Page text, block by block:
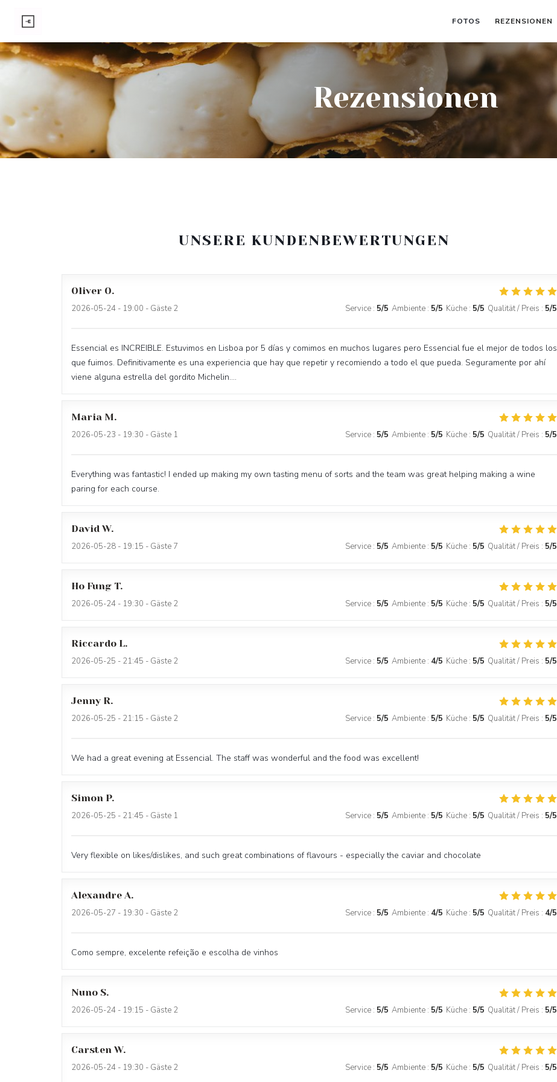
FOTOS REZENSIONEN
Rezensionen
UNSERE KUNDENBEWERTUNGEN
Oliver O
2026-05-24 - 19:00 - Gäste 2 Service : 5/5 Ambiente : 5/5 Küche : 5/5 Qualität / Preis : 5/5
Essencial es INCREIBLE. Estuvimos en Lisboa por 5 días y comimos en muchos lugares pero Essencial fue el mejor de todos los
que fuimos. Definitivamente es una experiencia que hay que repetir y recomiendo a todo el que pueda. Seguramente por ahí
viene alguna estrella del gordito Michelin....
Maria M
2026-05-23 - 19:30 - Gäste 1 Service : 5/5 Ambiente : 5/5 Küche : 5/5 Qualität / Preis : 5/5
Everything was fantastic! I ended up making my own tasting menu of sorts and the team was great helping making a wine
paring for each course.
David W
2026-05-28 - 19:15 - Gäste 7 Service : 5/5 Ambiente : 5/5 Küche : 5/5 Qualität / Preis : 5/5
Ho Fung T
2026-05-24 - 19:30 - Gäste 2 Service : 5/5 Ambiente : 5/5 Küche : 5/5 Qualität / Preis : 5/5
Riccardo L
2026-05-25 - 21:45 - Gäste 2 Service : 5/5 Ambiente : 4/5 Küche : 5/5 Qualität / Preis : 5/5
Jenny R
2026-05-25 - 21:15 - Gäste 2 Service : 5/5 Ambiente : 5/5 Küche : 5/5 Qualität / Preis : 5/5
We had a great evening at Essencial. The staff was wonderful and the food was excellent!
Simon P
2026-05-25 - 21:45 - Gäste 1 Service : 5/5 Ambiente : 5/5 Küche : 5/5 Qualität / Preis : 5/5
Very flexible on likes/dislikes, and such great combinations of flavours - especially the caviar and chocolate
Alexandre A
2026-05-27 - 19:30 - Gäste 2 Service : 5/5 Ambiente : 4/5 Küche : 5/5 Qualität / Preis : 4/5
Como sempre, excelente refeição e escolha de vinhos
Nuno S
2026-05-24 - 19:15 - Gäste 2 Service : 5/5 Ambiente : 5/5 Küche : 5/5 Qualität / Preis : 5/5
Carsten W
2026-05-24 - 19:30 - Gäste 2 Service : 5/5 Ambiente : 5/5 Küche : 5/5 Qualität / Preis : 5/5